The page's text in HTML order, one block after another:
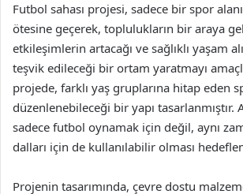
Futbol sahası projesi, sadece bir spor
ötesine geçerek, toplulukların bir araya
etkileşimlerin artacağı ve sağlıklı yaşam
teşvik edileceği bir ortam yaratmayı
projede, farklı yaş gruplarına hitap eden
düzenlenebileceği bir yapı tasarlanmıştır.
sadece futbol oynamak için değil, aynı
dalları için de kullanılabilir olması
Projenin tasarımında, çevre dostu